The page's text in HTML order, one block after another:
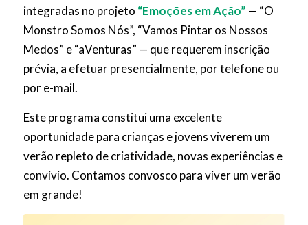
integradas no projeto “Emoções em Ação” — “O
Monstro Somos Nós”, “Vamos Pintar os Nossos
Medos” e “aVenturas” — que requerem inscrição
prévia, a efetuar presencialmente, por telefone ou
por e-mail.
Este programa constitui uma excelente
oportunidade para crianças e jovens viverem um
verão repleto de criatividade, novas experiências e
convívio. Contamos convosco para viver um verão
em grande!